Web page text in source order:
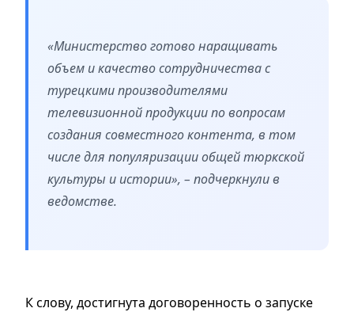
«Министерство готово наращивать
объем и качество сотрудничества с
турецкими производителями
телевизионной продукции по вопросам
создания совместного контента, в том
числе для популяризации общей тюркской
культуры и истории», – подчеркнули в
ведомстве.
К слову, достигнута договоренность о запуске